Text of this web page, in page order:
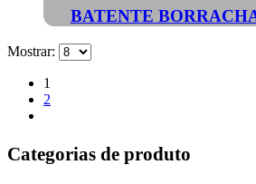
BATENTE
Mostrar:
1
2
Categorias de produto